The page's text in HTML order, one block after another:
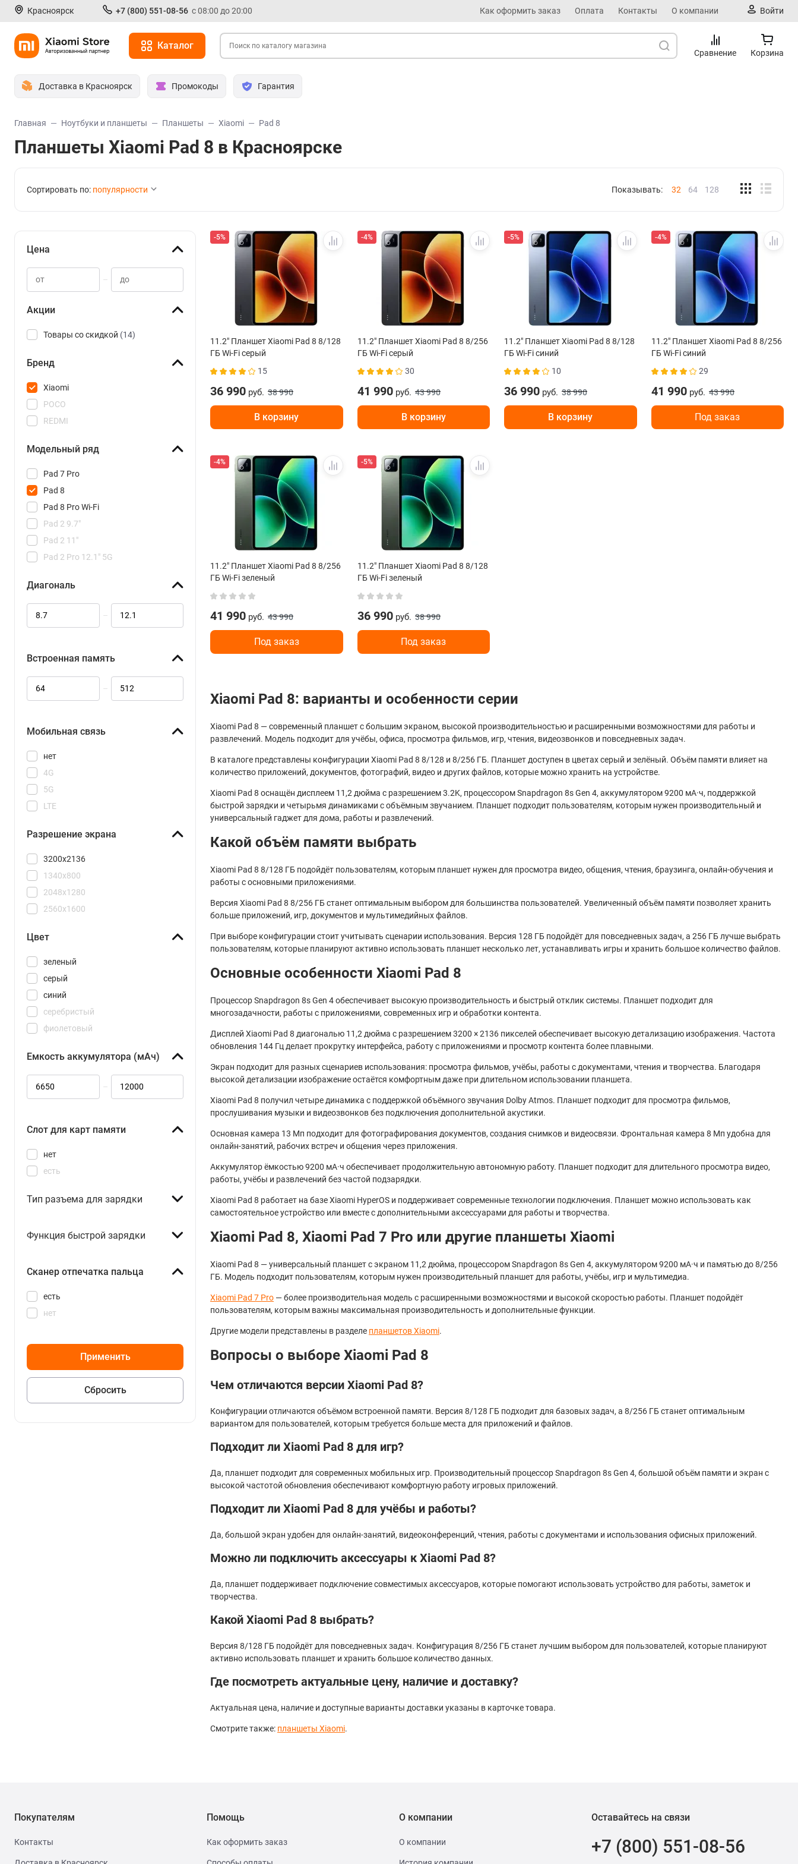
Красноярск +7 (800) 551-08-56 с 08:00 до 20:00 Как оформить заказ Оплата Контакты О компании Войти
Каталог
Сравнение Корзина
Доставка в Красноярск Промокоды Гарантия
Главная Ноутбуки и планшеты Планшеты Xiaomi Pad 8
Планшеты Xiaomi Pad 8 в Красноярске
Сортировать по: популярности Показывать: 32 64 128
Цена
–
Акции
Товары со скидкой (14)
Бренд
POCO
REDMI
Xiaomi
Модельный ряд
Pad 2 9.7"
Pad 2 11"
Pad 2 Pro 12.1" 5G
Pad 7 Pro
Pad 8
Pad 8 Pro Wi-Fi
Pad M1 Wi-Fi
Pad SE 8.7" 4G
Диагональ
–
Встроенная память
–
Мобильная связь
4G
5G
LTE
нет
Разрешение экрана
1340x800
2048x1280
2560x1600
3200x2136
Цвет
зеленый
серебристый
серый
синий
фиолетовый
Емкость аккумулятора (мАч)
–
Слот для карт памяти
есть
нет
Тип разъема для зарядки
Функция быстрой зарядки
Сканер отпечатка пальца
есть
нет
-5%
11.2" Планшет Xiaomi Pad 8 8/128
ГБ Wi-Fi серый
15
36 990 руб. 38 990
В корзину
-4%
11.2" Планшет Xiaomi Pad 8 8/256
ГБ Wi-Fi серый
30
41 990руб. 43 990
В корзину
-5%
11.2" Планшет Xiaomi Pad 8 8/128
ГБ Wi-Fi синий
10
36 990 руб. 38 990
В корзину
-4%
11.2" Планшет Xiaomi Pad 8 8/256
ГБ Wi-Fi синий
29
41 990руб. 43 990
Под заказ
-4%
11.2" Планшет Xiaomi Pad 8 8/256
ГБ Wi-Fi зеленый
41 990 руб. 43 990
Под заказ
-5%
11.2" Планшет Xiaomi Pad 8 8/128
ГБ Wi-Fi зеленый
36 990руб. 38 990
Под заказ
Xiaomi Pad 8: варианты и особенности серии
Xiaomi Pad 8 — современный планшет с большим экраном, высокой производительностью и расширенными возможностями для работы и
развлечений. Модель подходит для учёбы, офиса, просмотра фильмов, игр, чтения, видеозвонков и повседневных задач.
В каталоге представлены конфигурации Xiaomi Pad 8 8/128 и 8/256 ГБ. Планшет доступен в цветах серый и зелёный. Объём памяти влияет на
количество приложений, документов, фотографий, видео и других файлов, которые можно хранить на устройстве.
Xiaomi Pad 8 оснащён дисплеем 11,2 дюйма с разрешением 3.2K, процессором Snapdragon 8s Gen 4, аккумулятором 9200 мА·ч, поддержкой
быстрой зарядки и четырьмя динамиками с объёмным звучанием. Планшет подходит пользователям, которым нужен производительный и
универсальный гаджет для дома, работы и развлечений.
Какой объём памяти выбрать
Xiaomi Pad 8 8/128 ГБ подойдёт пользователям, которым планшет нужен для просмотра видео, общения, чтения, браузинга, онлайн-обучения и
работы с основными приложениями.
Версия Xiaomi Pad 8 8/256 ГБ станет оптимальным выбором для большинства пользователей. Увеличенный объём памяти позволяет хранить
больше приложений, игр, документов и мультимедийных файлов.
При выборе конфигурации стоит учитывать сценарии использования. Версия 128 ГБ подойдёт для повседневных задач, а 256 ГБ лучше выбрать
пользователям, которые планируют активно использовать планшет несколько лет, устанавливать игры и хранить большое количество файлов.
Основные особенности Xiaomi Pad 8
Процессор Snapdragon 8s Gen 4 обеспечивает высокую производительность и быстрый отклик системы. Планшет подходит для
многозадачности, работы с приложениями, современных игр и обработки контента.
Дисплей Xiaomi Pad 8 диагональю 11,2 дюйма с разрешением 3200 × 2136 пикселей обеспечивает высокую детализацию изображения. Частота
обновления 144 Гц делает прокрутку интерфейса, работу с приложениями и просмотр контента более плавными.
Экран подходит для разных сценариев использования: просмотра фильмов, учёбы, работы с документами, чтения и творчества. Благодаря
высокой детализации изображение остаётся комфортным даже при длительном использовании планшета.
Xiaomi Pad 8 получил четыре динамика с поддержкой объёмного звучания Dolby Atmos. Планшет подходит для просмотра фильмов,
прослушивания музыки и видеозвонков без подключения дополнительной акустики.
Основная камера 13 Мп подходит для фотографирования документов, создания снимков и видеосвязи. Фронтальная камера 8 Мп удобна для
онлайн-занятий, рабочих встреч и общения через приложения.
Аккумулятор ёмкостью 9200 мА·ч обеспечивает продолжительную автономную работу. Планшет подходит для длительного просмотра видео,
работы, учёбы и развлечений без частой подзарядки.
Xiaomi Pad 8 работает на базе Xiaomi HyperOS и поддерживает современные технологии подключения. Планшет можно использовать как
самостоятельное устройство или вместе с дополнительными аксессуарами для работы и творчества.
Xiaomi Pad 8, Xiaomi Pad 7 Pro или другие планшеты Xiaomi
Xiaomi Pad 8 — универсальный планшет с экраном 11,2 дюйма, процессором Snapdragon 8s Gen 4, аккумулятором 9200 мА·ч и памятью до 8/256
ГБ. Модель подходит пользователям, которым нужен производительный планшет для работы, учёбы, игр и мультимедиа.
Xiaomi Pad 7 Pro — более производительная модель с расширенными возможностями и высокой скоростью работы. Планшет подойдёт
пользователям, которым важны максимальная производительность и дополнительные функции.
Другие модели представлены в разделе планшетов Xiaomi.
Вопросы о выборе Xiaomi Pad 8
Чем отличаются версии Xiaomi Pad 8?
Конфигурации отличаются объёмом встроенной памяти. Версия 8/128 ГБ подходит для базовых задач, а 8/256 ГБ станет оптимальным
вариантом для пользователей, которым требуется больше места для приложений и файлов.
Подходит ли Xiaomi Pad 8 для игр?
Да, планшет подходит для современных мобильных игр. Производительный процессор Snapdragon 8s Gen 4, большой объём памяти и экран с
высокой частотой обновления обеспечивают комфортную работу игровых приложений.
Подходит ли Xiaomi Pad 8 для учёбы и работы?
Да, большой экран удобен для онлайн-занятий, видеоконференций, чтения, работы с документами и использования офисных приложений.
Можно ли подключить аксессуары к Xiaomi Pad 8?
Да, планшет поддерживает подключение совместимых аксессуаров, которые помогают использовать устройство для работы, заметок и
творчества.
Какой Xiaomi Pad 8 выбрать?
Версия 8/128 ГБ подойдёт для повседневных задач. Конфигурация 8/256 ГБ станет лучшим выбором для пользователей, которые планируют
активно использовать планшет и хранить большое количество данных.
Где посмотреть актуальные цену, наличие и доставку?
Актуальная цена, наличие и доступные варианты доставки указаны в карточке товара.
Смотрите также: планшеты Xiaomi.
Покупателям
Контакты
Помощь
Как оформить заказ
О компании
О компании
Оставайтесь на связи
+7 (800) 551-08-56